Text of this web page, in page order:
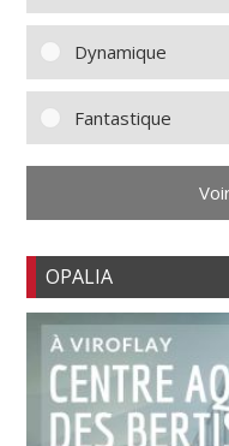
Dynamique
Fantastique
OPALIA